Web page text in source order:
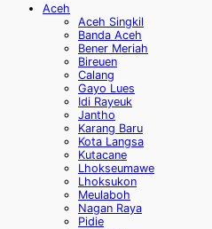
Aceh
Aceh Singkil
Banda Aceh
Bener Meriah
Bireuen
Calang
Gayo Lues
Idi Rayeuk
Jantho
Karang Baru
Kota Langsa
Kutacane
Lhokseumawe
Lhoksukon
Meulaboh
Nagan Raya
Pidie